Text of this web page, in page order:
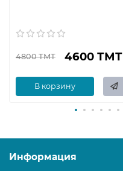
4800 ТМТ 4600 ТМТ
В корзину
Информация